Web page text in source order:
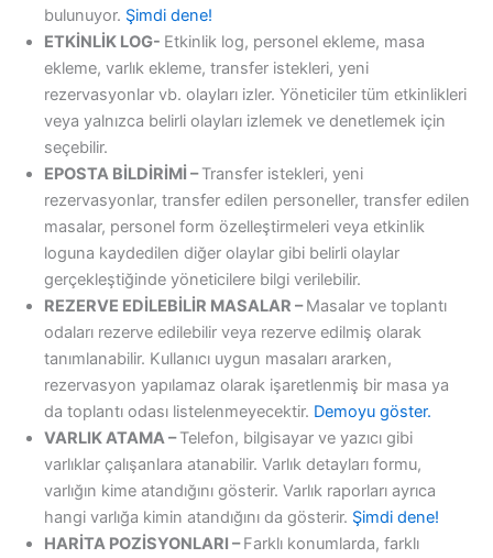
bulunuyor. Şimdi dene!
ETKİNLİK LOG- Etkinlik log, personel ekleme, masa
ekleme, varlık ekleme, transfer istekleri, yeni
rezervasyonlar vb. olayları izler. Yöneticiler tüm etkinlikleri
veya yalnızca belirli olayları izlemek ve denetlemek için
seçebilir.
EPOSTA BİLDİRİMİ –Transfer istekleri, yeni
rezervasyonlar, transfer edilen personeller, transfer edilen
masalar, personel form özelleştirmeleri veya etkinlik
loguna kaydedilen diğer olaylar gibi belirli olaylar
gerçekleştiğinde yöneticilere bilgi verilebilir.
REZERVE EDİLEBİLİR MASALAR –Masalar ve toplantı
odaları rezerve edilebilir veya rezerve edilmiş olarak
tanımlanabilir. Kullanıcı uygun masaları ararken,
rezervasyon yapılamaz olarak işaretlenmiş bir masa ya
da toplantı odası listelenmeyecektir. Demoyu göster.
VARLIK ATAMA –Telefon, bilgisayar ve yazıcı gibi
varlıklar çalışanlara atanabilir. Varlık detayları formu,
varlığın kime atandığını gösterir. Varlık raporları ayrıca
hangi varlığa kimin atandığını da gösterir. Şimdi dene!
HARİTA POZİSYONLARI –Farklı konumlarda, farklı